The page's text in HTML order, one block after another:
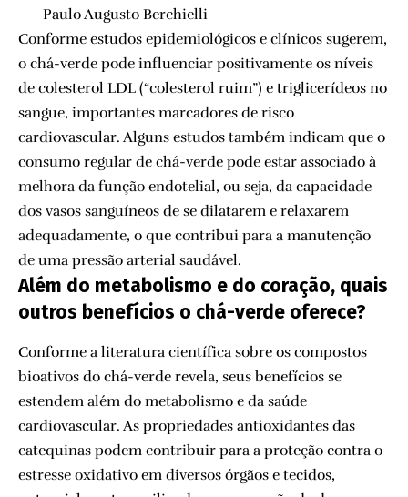
Paulo Augusto Berchielli
Conforme estudos epidemiológicos e clínicos sugerem,
o chá-verde pode influenciar positivamente os níveis
de colesterol LDL (“colesterol ruim”) e triglicerídeos no
sangue, importantes marcadores de risco
cardiovascular. Alguns estudos também indicam que o
consumo regular de chá-verde pode estar associado à
melhora da função endotelial, ou seja, da capacidade
dos vasos sanguíneos de se dilatarem e relaxarem
adequadamente, o que contribui para a manutenção
de uma pressão arterial saudável.
Além do metabolismo e do coração, quais
outros benefícios o chá-verde oferece?
Conforme a literatura científica sobre os compostos
bioativos do chá-verde revela, seus benefícios se
estendem além do metabolismo e da saúde
cardiovascular. As propriedades antioxidantes das
catequinas podem contribuir para a proteção contra o
estresse oxidativo em diversos órgãos e tecidos,